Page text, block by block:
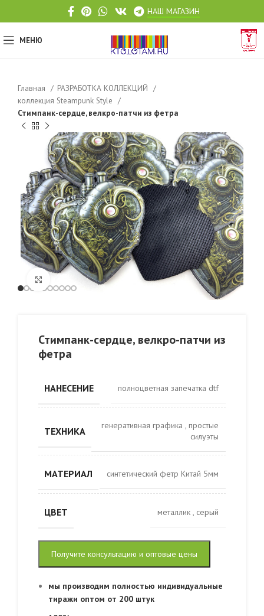
НАШ МАГАЗИН
МЕНЮ
Главная
РАЗРАБОТКА КОЛЛЕКЦИЙ
коллекция Steampunk Style
Стимпанк-сердце, велкро-патчи из фетра
Click to enlarge
Стимпанк-сердце, велкро-патчи из
фетра
НАНЕСЕНИЕ полноцветная запечатка dtf
ТЕХНИКА генеративная графика , простые
силуэты
МАТЕРИАЛ синтетический фетр Китай 5мм
ЦВЕТ металлик , серый
Получите консультацию и оптовые цены
мы производим полностью индивидуальные
тиражи оптом от 200 штук